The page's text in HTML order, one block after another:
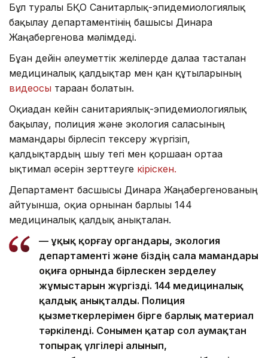
Бұл туралы БҚО Санитарлық-эпидемиологиялық
бақылау департаментінің башысы Динара
Жаңабергенова мәлімдеді.
Бұған дейін әлеуметтік желілерде далаға тасталған
медициналық қалдықтар мен қан құтыларының
видеосы тараған болатын.
Оқиғадан кейін санитариялық-эпидемиологиялық
бақылау, полиция және экология саласының
мамандары бірлесіп тексеру жүргізіп,
қалдықтардың шығу тегі мен қоршаған ортаға
ықтимал әсерін зерттеуге кіріскен.
Департамент басшысы Динара Жаңабергенованың
айтуынша, оқиға орнынан барлығы 144
медициналық қалдық анықталған.
— Құқық қорғау органдары, экология
департаменті және біздің сала мамандары
оқиға орнында бірлескен зерделеу
жұмыстарын жүргізді. 144 медициналық
қалдық анықталды. Полиция
қызметкерлерімен бірге барлық материал
тәркіленді. Сонымен қатар сол аумақтан
топырақ үлгілері алынып,